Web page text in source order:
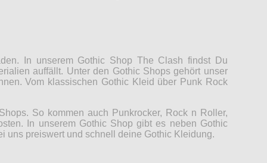
In unserem Gothic Shop The Clash findst Du
auffällt. Unter den Gothic Shops gehört unser
Vom klassischen Gothic Kleid über Punk Rock
So kommen auch Punkrocker, Rock n Roller,
In unserem Gothic Shop gibt es neben Gothic
uns preiswert und schnell deine Gothic Kleidung.